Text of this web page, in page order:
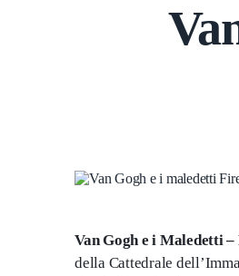
Van Gogh e i Maledetti
della Cattedrale